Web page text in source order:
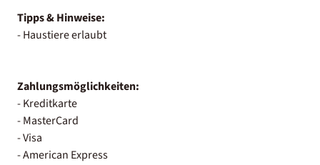
Tipps & Hinweise:
- Haustiere erlaubt
Zahlungsmöglichkeiten:
- Kreditkarte
- MasterCard
- Visa
- American Express